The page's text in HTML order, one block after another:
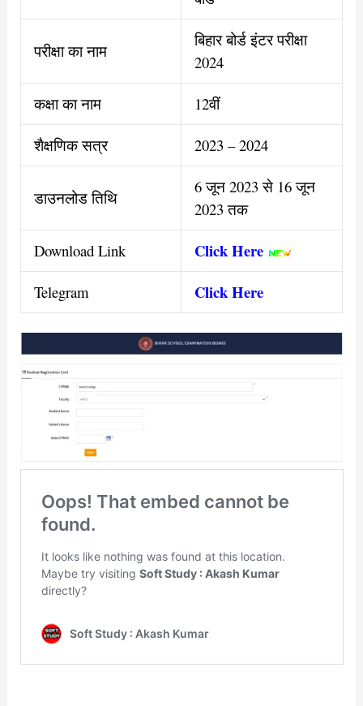
परीक्षा का नाम
बिहार बोर्ड इंटर परीक्षा
2024
कक्षा का नाम 12वीं
शैक्षणिक सत्र 2023 – 2024
डाउनलोड तिथि
6 जून 2023 से 16 जून
2023 तक
Download Link Click Here
Telegram Click Here